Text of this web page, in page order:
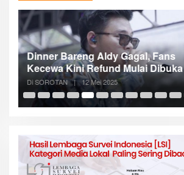
Dinner Bareng Aldy Gagal, Fans
Kecewa Kini Refund Mulai Dibuka
Di SOROTAN | 12 Mei 2025